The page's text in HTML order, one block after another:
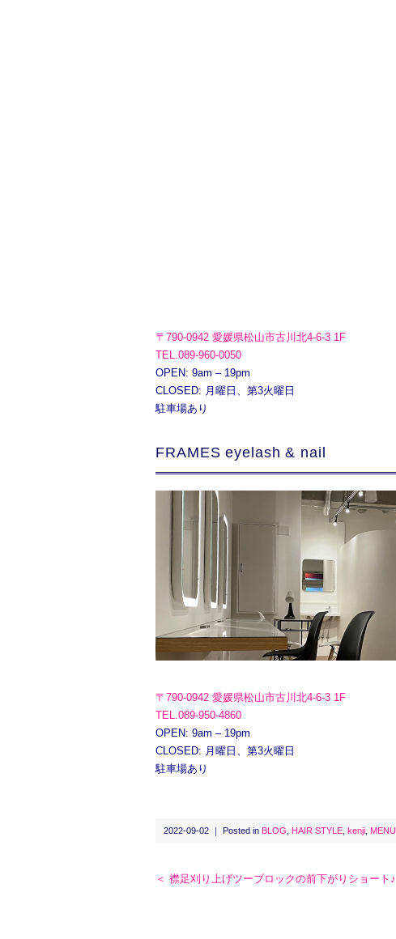
〒790-0942 愛媛県松山市古川北4-6-3 1F
TEL.089-960-0050
OPEN: 9am – 19pm
CLOSED: 月曜日、第3火曜日
駐車場あり
FRAMES eyelash & nail
〒790-0942 愛媛県松山市古川北4-6-3 1F
TEL.089-950-4860
OPEN: 9am – 19pm
CLOSED: 月曜日、第3火曜日
駐車場あり
2022-09-02 ｜ Posted in BLOG HAIR STYLE kenji MENU
＜ 襟足刈り上げツーブロックの前下がりショート♪